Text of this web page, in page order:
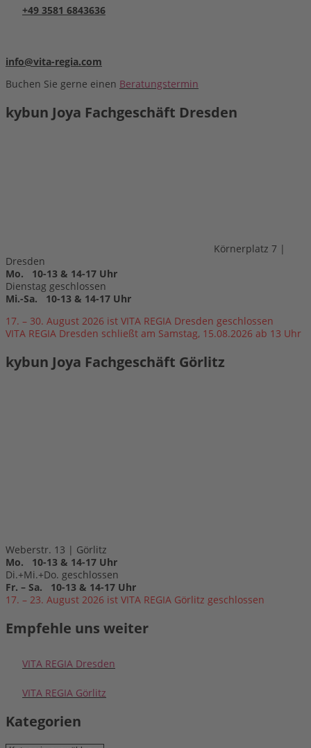
+49 3581 6843636
info@vita-regia.com
Buchen Sie gerne einen Beratungstermin
kybun Joya Fachgeschäft Dresden
Körnerplatz 7 |
Dresden
Mo. 10-13 & 14-17 Uhr
Dienstag geschlossen
Mi.-Sa. 10-13 & 14-17 Uhr
17. – 30. August 2026 ist VITA REGIA Dresden geschlossen
VITA REGIA Dresden schließt am Samstag, 15.08.2026 ab 13 Uhr
kybun Joya Fachgeschäft Görlitz
Weberstr. 13 | Görlitz
Mo. 10-13 & 14-17 Uhr
Di.+Mi.+Do. geschlossen
Fr. – Sa. 10-13 & 14-17 Uhr
17. – 23. August 2026 ist VITA REGIA Görlitz geschlossen
Empfehle uns weiter
VITA REGIA Dresden
VITA REGIA Görlitz
Kategorien